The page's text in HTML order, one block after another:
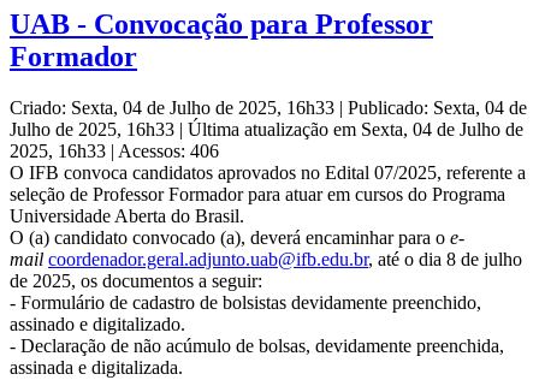
UAB - Convocação para Professor
Formador
Criado: Sexta, 04 de Julho de 2025, 16h33 | Publicado: Sexta, 04 de
Julho de 2025, 16h33 | Última atualização em Sexta, 04 de Julho de
2025, 16h33 | Acessos: 406
O IFB convoca candidatos aprovados no Edital 07/2025, referente a
seleção de Professor Formador para atuar em cursos do Programa
Universidade Aberta do Brasil.
O (a) candidato convocado (a), deverá encaminhar para o e-
mail coordenador.geral.adjunto.uab@ifb.edu.br, até o dia 8 de julho
de 2025, os documentos a seguir:
- Formulário de cadastro de bolsistas devidamente preenchido,
assinado e digitalizado.
- Declaração de não acúmulo de bolsas, devidamente preenchida,
assinada e digitalizada.